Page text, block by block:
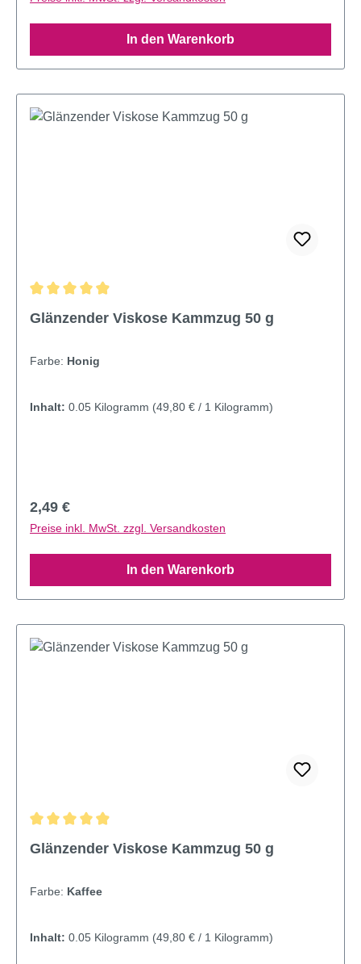
In den Warenkorb
Glänzender Viskose Kammzug 50 g
Farbe: Honig
Inhalt: 0.05 Kilogramm (49,80 € / 1 Kilogramm)
Regulärer Preis:
2,49 €
Preise inkl. MwSt. zzgl. Versandkosten
In den Warenkorb
Glänzender Viskose Kammzug 50 g
Farbe: Kaffee
Inhalt: 0.05 Kilogramm (49,80 € / 1 Kilogramm)